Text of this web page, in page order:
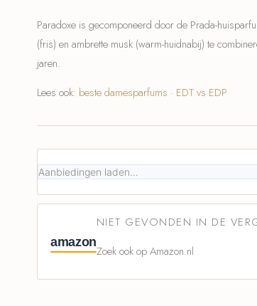
Paradoxe is gecomponeerd door de Prada-
(fris) en ambrette musk (warm-huidnabij) te
jaren.
Lees ook: beste damesparfums · EDT vs EDP
Aanbiedingen laden…
amazon
NIET GEVONDEN IN DE
Zoek ook op Amazon.nl